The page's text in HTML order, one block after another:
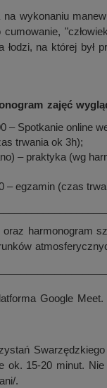
wykonaniu
na której był
zajęć
– Spotkanie online
trwania ok 3h);
– praktyka (wg
– egzamin (czas
harmonogram
Google Meet.
ok. 15-20 minut.
.